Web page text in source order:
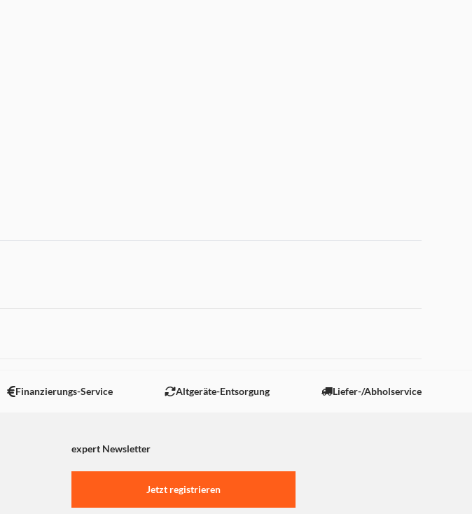
Finanzierungs-Service Altgeräte-Entsorgung Liefer-/Abholservice
expert Newsletter
Jetzt registrieren